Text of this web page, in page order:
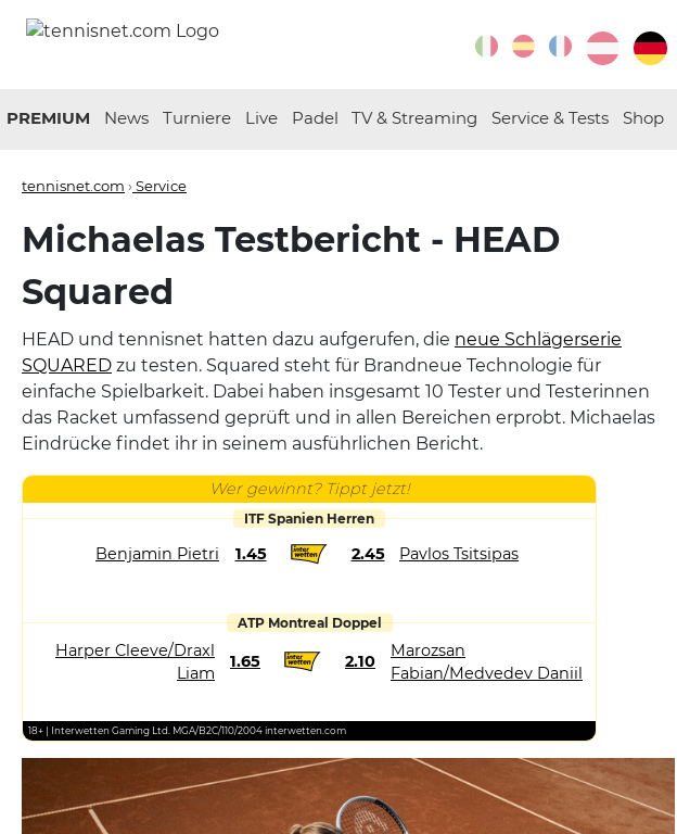
PREMIUM News Turniere Live Padel TV & Streaming Service & Tests Shop
tennisnet.com › Service
Michaelas Testbericht - HEAD
Squared
HEAD und tennisnet hatten dazu aufgerufen, die neue Schlägerserie
SQUARED zu testen. Squared steht für Brandneue Technologie für
einfache Spielbarkeit. Dabei haben insgesamt 10 Tester und Testerinnen
das Racket umfassend geprüft und in allen Bereichen erprobt. Michaelas
Eindrücke findet ihr in seinem ausführlichen Bericht.
Wer gewinnt? Tippt jetzt!
ITF Spanien Herren
Benjamin Pietri 1.45 2.45 Pavlos Tsitsipas
ATP Montreal Doppel
Harper Cleeve/Draxl
Liam
1.65 2.10
Marozsan
Fabian/Medvedev Daniil
18+ | Interwetten Gaming Ltd. MGA/B2C/110/2004 interwetten.com